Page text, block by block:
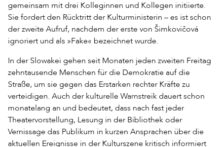
gemeinsam mit drei Kolleginnen und Kollegen initiierte.
Sie fordert den Rücktritt der Kulturministerin – es ist schon
der zweite Aufruf, nachdem der erste von Šimkovičová
ignoriert und als »Fake« bezeichnet wurde.
In der Slowakei gehen seit Monaten jeden zweiten Freitag
zehntausende Menschen für die Demokratie auf die
Straße, um sie gegen das Erstarken rechter Kräfte zu
verteidigen. Auch der kulturelle Warnstreik dauert schon
monatelang an und bedeutet, dass nach fast jeder
Theatervorstellung, Lesung in der Bibliothek oder
Vernissage das Publikum in kurzen Ansprachen über die
aktuellen Ereignisse in der Kulturszene kritisch informiert